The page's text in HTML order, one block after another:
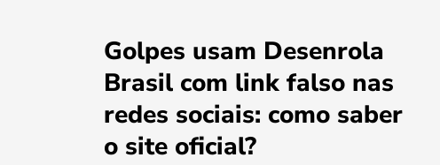
Golpes usam Desenrola
Brasil com link falso nas
redes sociais: como saber
o site oficial?